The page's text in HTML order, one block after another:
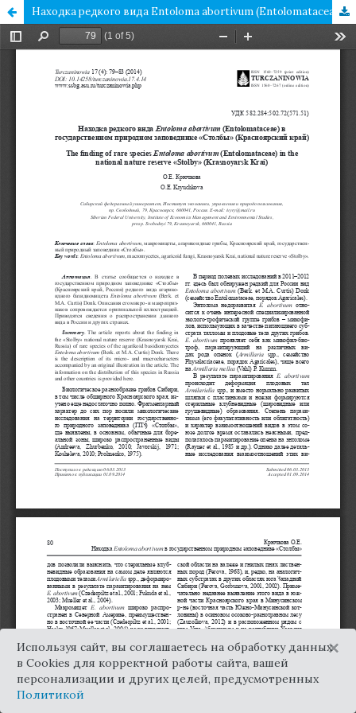
Находка редкого вида Entoloma abortivum (Entolomataceae) в государственном природном заповеднике «Столбы» (Красноярский край)
Используя сайт, вы соглашаетесь на обработку данных
в Cookies для корректной работы сайта, вашей
персонализации и других целей, предусмотренных
Политикой
×